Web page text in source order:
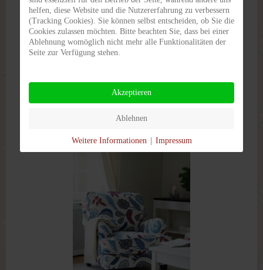
helfen, diese Website und die Nutzererfahrung zu verbessern
(Tracking Cookies). Sie können selbst entscheiden, ob Sie die
Cookies zulassen möchten. Bitte beachten Sie, dass bei einer
Ablehnung womöglich nicht mehr alle Funktionalitäten der
Seite zur Verfügung stehen.
Akzeptieren
Ablehnen
Weitere Informationen | Impressum